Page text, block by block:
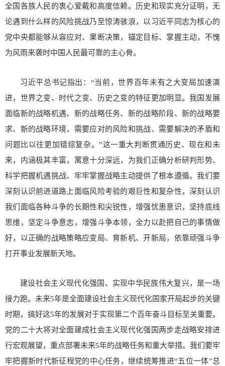
全国各族人民的衷心爱戴和高度信赖。历史和现实充分证明，无
论遇到什么样的风险挑战乃至惊涛骇浪，以习近平同志为核心的
党中央都能够从容应对、果断决策，锚定目标、掌握主动，不愧
为风雨来袭时中国人民最可靠的主心骨。
习近平总书记指出：“当前，世界百年未有之大变局加速演
进，世界之变、时代之变、历史之变的特征更加明显。我国发展
面临新的战略机遇、新的战略任务、新的战略阶段、新的战略要
求、新的战略环境，需要应对的风险和挑战、需要解决的矛盾和
问题比以往更加错综复杂。”这一重大判断贯通历史、现在和未
来，内涵极其丰富，寓意十分深远，为我们正确分析研判形势、
科学把握机遇挑战、牢牢掌握战略主动提供了根本遵循。我们要
深刻认识前进道路上面临风险考验的艰巨性和复杂性，深刻认识
我们面临各种斗争的长期性和尖锐性，增强忧患意识，坚持底线
思维，坚定斗争意志，增强斗争本领，全力以赴把自己的事情做
好，以正确的战略策略应变局、育新机、开新局，依靠顽强斗争
打开事业发展新天地。
建设社会主义现代化强国、实现中华民族伟大复兴，是一场
接力跑。未来5年是全面建设社会主义现代化国家开局起步的关键
时期，搞好这5年的发展对于实现第二个百年奋斗目标至关重要。
党的二十大将对全面建成社会主义现代化强国两步走战略安排进
行宏观展望，重点部署未来5年的战略任务和重大举措。我们要牢
牢把握新时代新征程党的中心任务，继续统筹推进“五位一体”总